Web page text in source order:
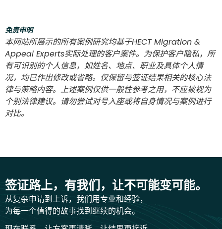
免责申明
本网站所展示的所有案例研究均基于HECT Migration &
Appeal Experts实际处理的客户案件。为保护客户隐私，所
有可识别的个人信息，如姓名、地点、职业及具体个人情
况，均已作出修改或省略。仅保留与签证结果相关的核心法
律与策略内容。上述案例仅供一般性参考之用，不应被视为
个别法律建议。请勿尝试对号入座或将自身情况与案例进行
对比。
签证路上，有我们，让不可能变可能。
从复杂申请到上诉，我们用专业和经验，
为每一个值得的故事找到继续的机会。